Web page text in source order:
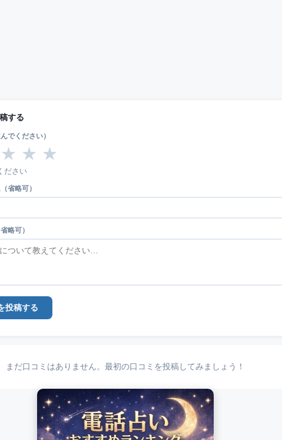
する
でください）
★ ★ ★
ださい
省略可）
略可）
投稿する
まだ口コミはありません。最初の口コミを投稿してみましょう！